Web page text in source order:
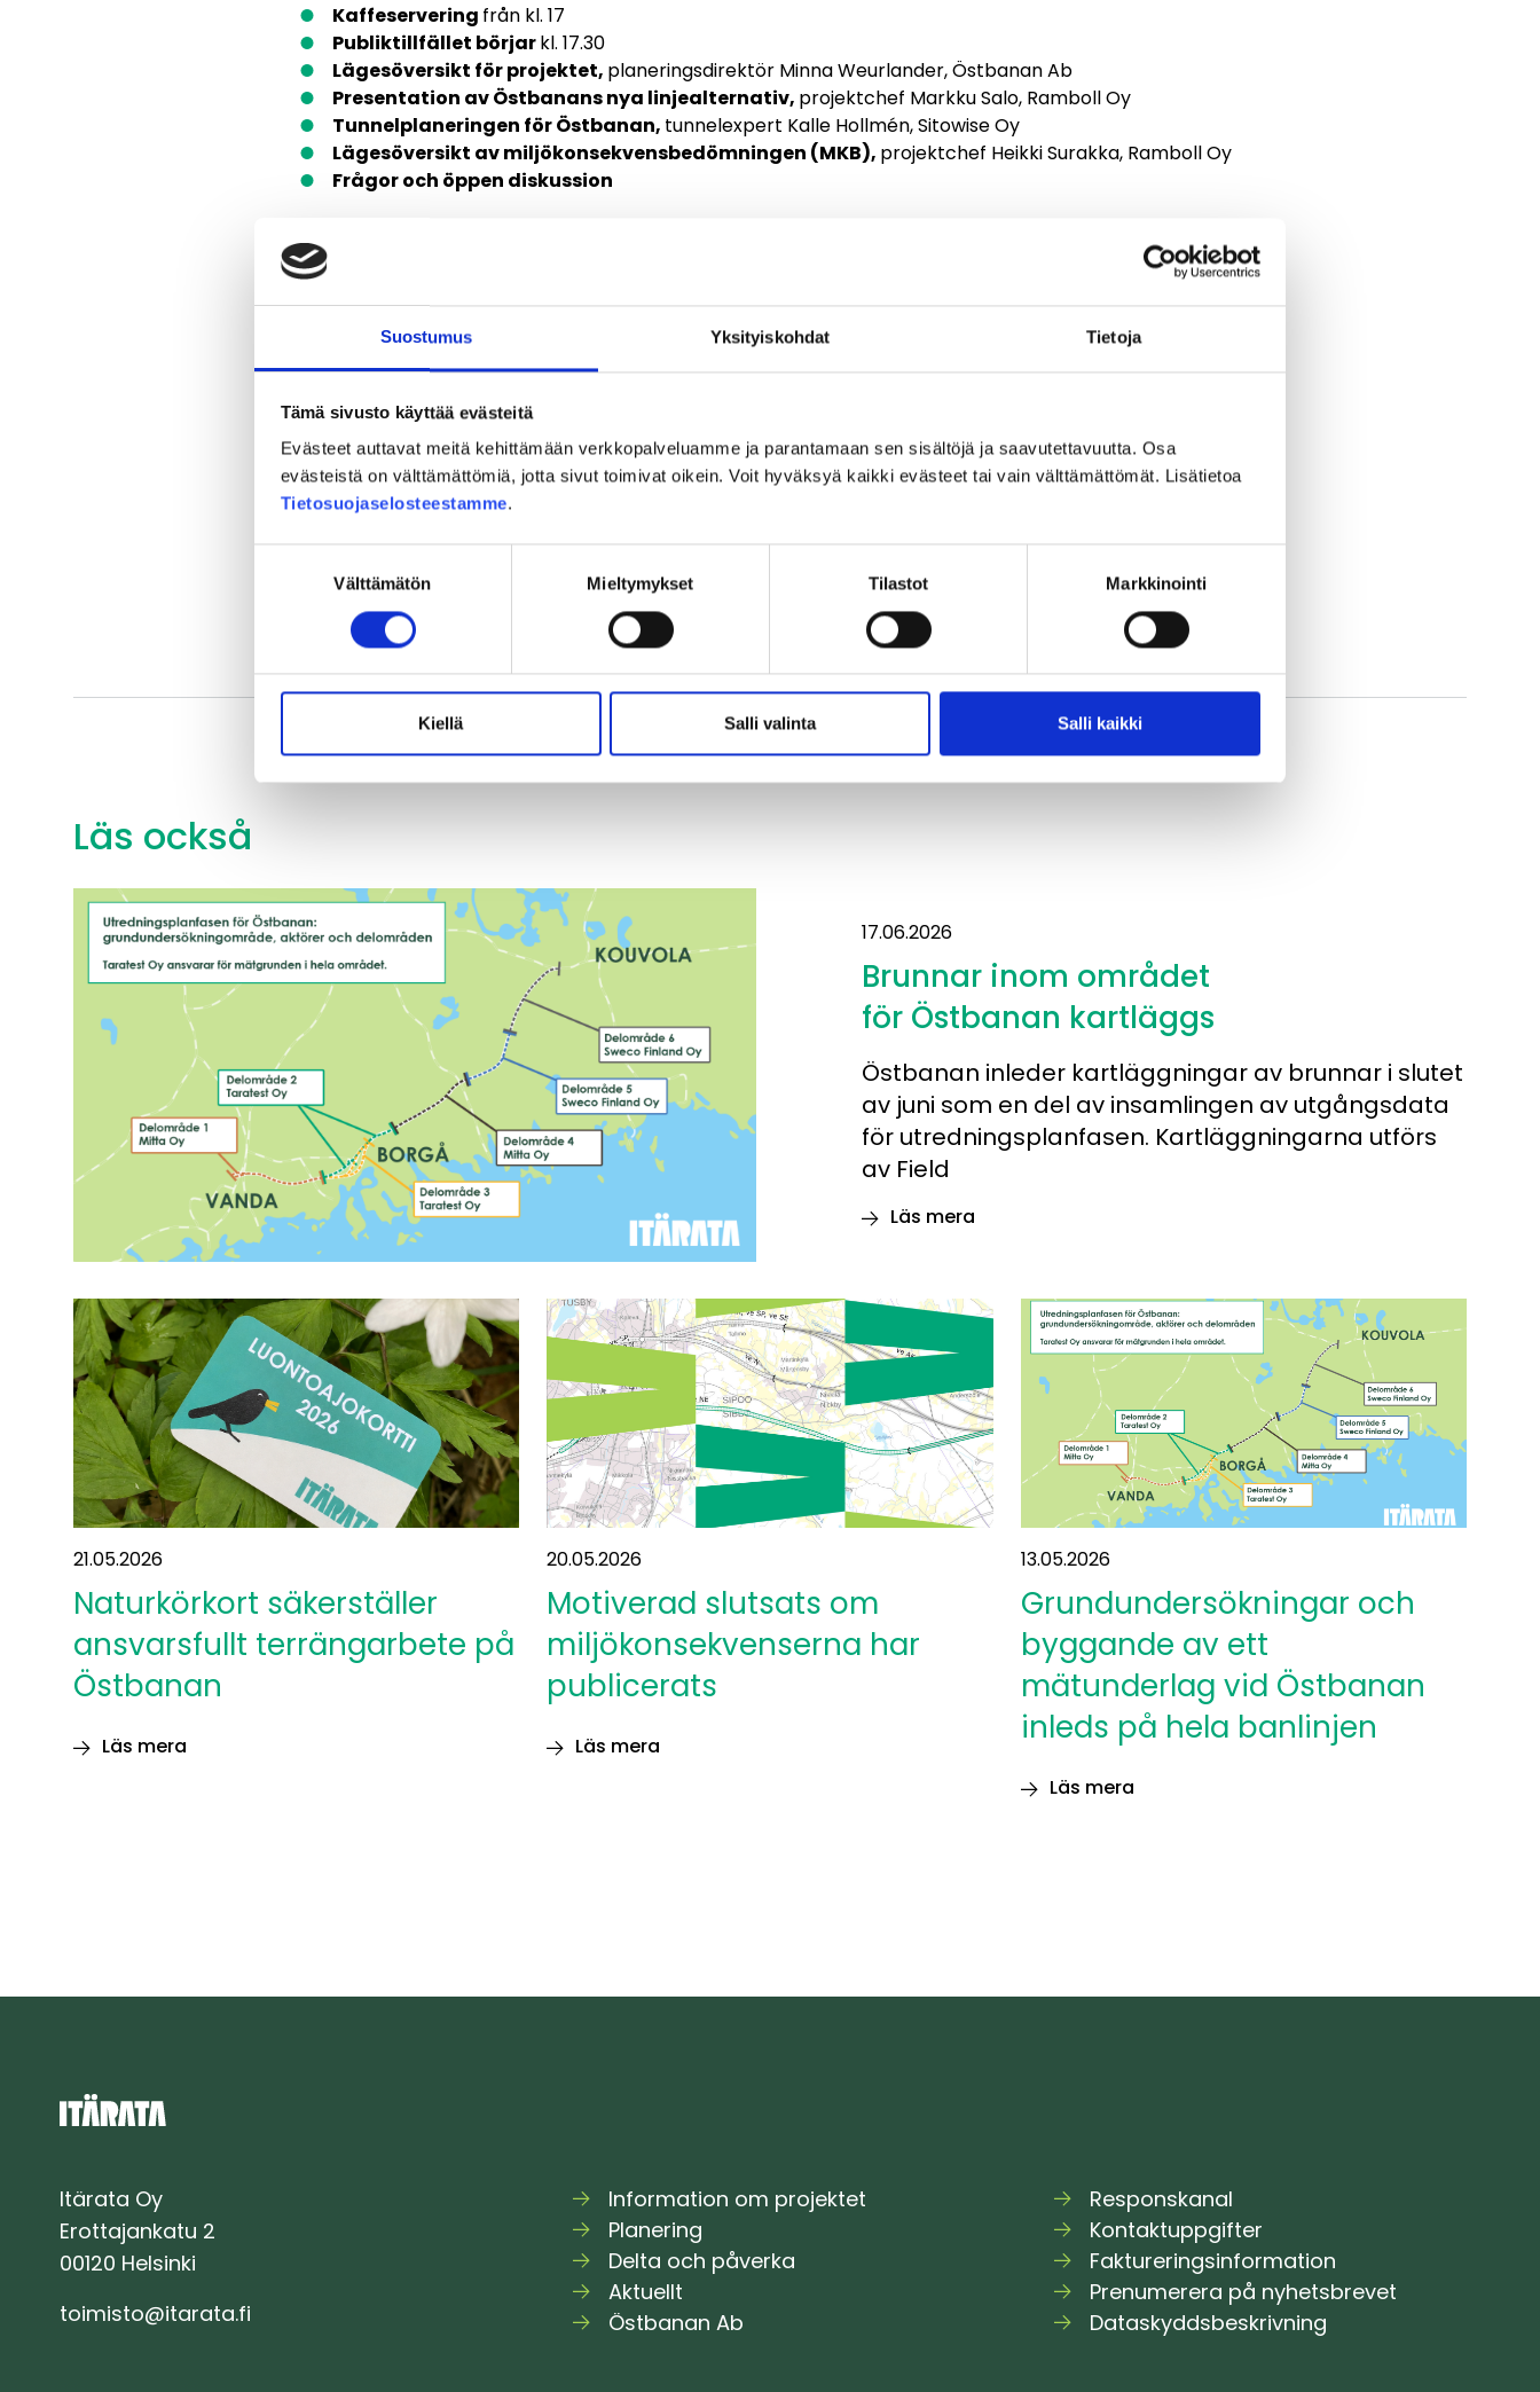
Suostumus Yksityiskohdat Tietoja
Tämä sivusto käyttää evästeitä
Evästeet auttavat meitä kehittämään verkkopalveluamme ja parantamaan sen sisältöjä ja saavutettavuutta. Osa
evästeistä on välttämättömiä, jotta sivut toimivat oikein. Voit hyväksyä kaikki evästeet tai vain välttämättömät. Lisätietoa
Tietosuojaselosteestamme.
Välttämätön Mieltymykset Tilastot Markkinointi
Kiellä Salli valinta Salli kaikki
Kaffeservering från kl. 17
Publiktillfället börjarkl. 17.30
Lägesöversikt för projektet, planeringsdirektör Minna Weurlander, Östbanan Ab
Presentation av Östbanans nya linjealternativ, projektchef Markku Salo, Ramboll Oy
Tunnelplaneringen för Östbanan, tunnelexpert Kalle Hollmén, Sitowise Oy
Lägesöversikt av miljökonsekvensbedömningen (MKB), projektchef Heikki Surakka, Ramboll Oy
Frågor och öppen diskussion
Hjärtligt välkommen att lyssna och ställa frågor!
Östbanan förenar Borgå med huvudstadsregionen och för med sig mer direkta och snabbare
spårförbindelser via Kouvola, Joensuu och Kuopio till hela Östra Finland. 2 miljoner finländare bor i
Fungerande spårförbindelser till östra Finland stärker näringslivet, invånarnas rörlighet, säkerhet och
uppnåendet av miljömålen. Därför är Östbanan den Rimliga rälsen.
Dela: Facebook LinkedIn X
Läs också
17.06.2026
Brunnar inom området
för Östbanan kartläggs
Östbanan inleder kartläggningar av brunnar i slutet
av juni som en del av insamlingen av utgångsdata
för utredningsplanfasen. Kartläggningarna utförs
av Field
Läs mera
området
för Östbanan kartläggs
21.05.2026
Naturkörkort säkerställer
ansvarsfullt terrängarbete på
Östbanan
Läs mera
20.05.2026
Motiverad slutsats om
miljökonsekvenserna har
publicerats
Läs mera
13.05.2026
Grundundersökningar och
byggande av ett
mätunderlag vid Östbanan
inleds på hela banlinjen
Läs mera
Itärata Oy
Erottajankatu 2
00120 Helsinki
toimisto@itarata.fi
Information om projektet
Planering
Delta och påverka
Aktuellt
Östbanan Ab
Responskanal
Kontaktuppgifter
Faktureringsinformation
Prenumerera på nyhetsbrevet
Dataskyddsbeskrivning